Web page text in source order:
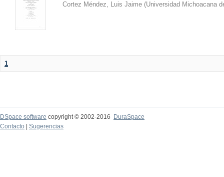
Cortez Méndez, Luis Jaime (Universidad Michoacana
1
DSpace software copyright © 2002-2016
DuraSpace
Contacto
Sugerencias